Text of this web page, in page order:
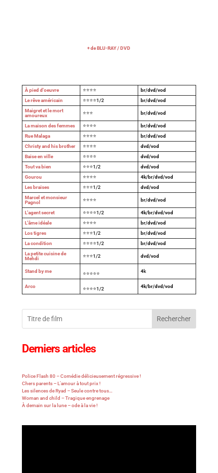
+ de BLU-RAY / DVD
À pied d'oeuvre ⭐⭐⭐⭐
br/dvd/vod
Le rêve américain
⭐⭐⭐⭐1/2
br/dvd/vod
Maigret et le mort
amoureux
⭐⭐⭐ br/dvd/vod
La maison des femmes ⭐⭐⭐⭐
br/dvd/vod
Rue Malaga
⭐⭐⭐⭐
br/dvd/vod
Christy and his brother
⭐⭐⭐⭐
dvd/vod
Baise en ville
⭐⭐⭐⭐
dvd/vod
Tout va bien
⭐⭐⭐1/2
dvd/vod
Gourou
⭐⭐⭐⭐
4k/br/dvd/vod
Les braises
⭐⭐⭐1/2
dvd/vod
Marcel et monsieur
Pagnol
⭐⭐⭐⭐ br/dvd/vod
L'agent secret ⭐⭐⭐⭐1/2
4k/br/dvd/vod
L'âme idéale
⭐⭐⭐⭐
br/dvd/vod
Los tigres
⭐⭐⭐1/2
br/dvd/vod
La condition
⭐⭐⭐⭐1/2
br/dvd/vod
La petite cuisine de
Mehdi
⭐⭐⭐1/2 dvd/vod
Stand by me ⭐⭐⭐⭐⭐ 4k
Arco ⭐⭐⭐⭐1/2 4k/br/dvd/vod
Rechercher
Derniers articles
Police Flash 80 – Comédie délicieusement régressive !
Chers parents – L’amour à tout prix !
Les silences de Ryad – Seule contre tous…
Woman and child – Tragique engrenage
À demain sur la lune – ode à la vie !